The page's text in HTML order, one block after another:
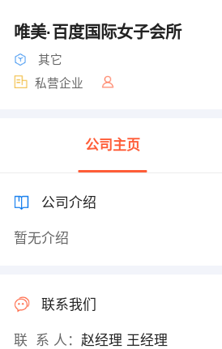
唯美·百度国际女子会所
其它
私营企业
公司主页
公司介绍
暂无介绍
联系我们
联 系 人： 赵经理 王经理